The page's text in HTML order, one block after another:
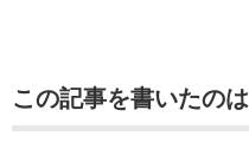
この記事を書いたのは